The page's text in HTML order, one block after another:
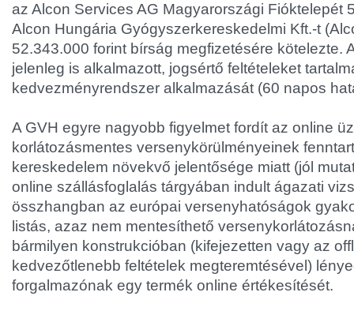
az Alcon Services AG Magyarországi Fióktelepét
Alcon Hungária Gyógyszerkereskedelmi Kft.-t
52.343.000 forint bírság megfizetésére kötelezte.
jelenleg is alkalmazott, jogsértő feltételeket
kedvezményrendszer alkalmazását (60 napos
A GVH egyre nagyobb figyelmet fordít az online
korlátozásmentes versenykörülményeinek
kereskedelem növekvő jelentősége miatt (jól
online szállásfoglalás tárgyában indult ágazati
összhangban az európai versenyhatóságok
listás, azaz nem mentesíthető
bármilyen konstrukcióban (kifejezetten vagy az
kedvezőtlenebb feltételek megteremtésével)
forgalmazónak egy termék online értékesítését.